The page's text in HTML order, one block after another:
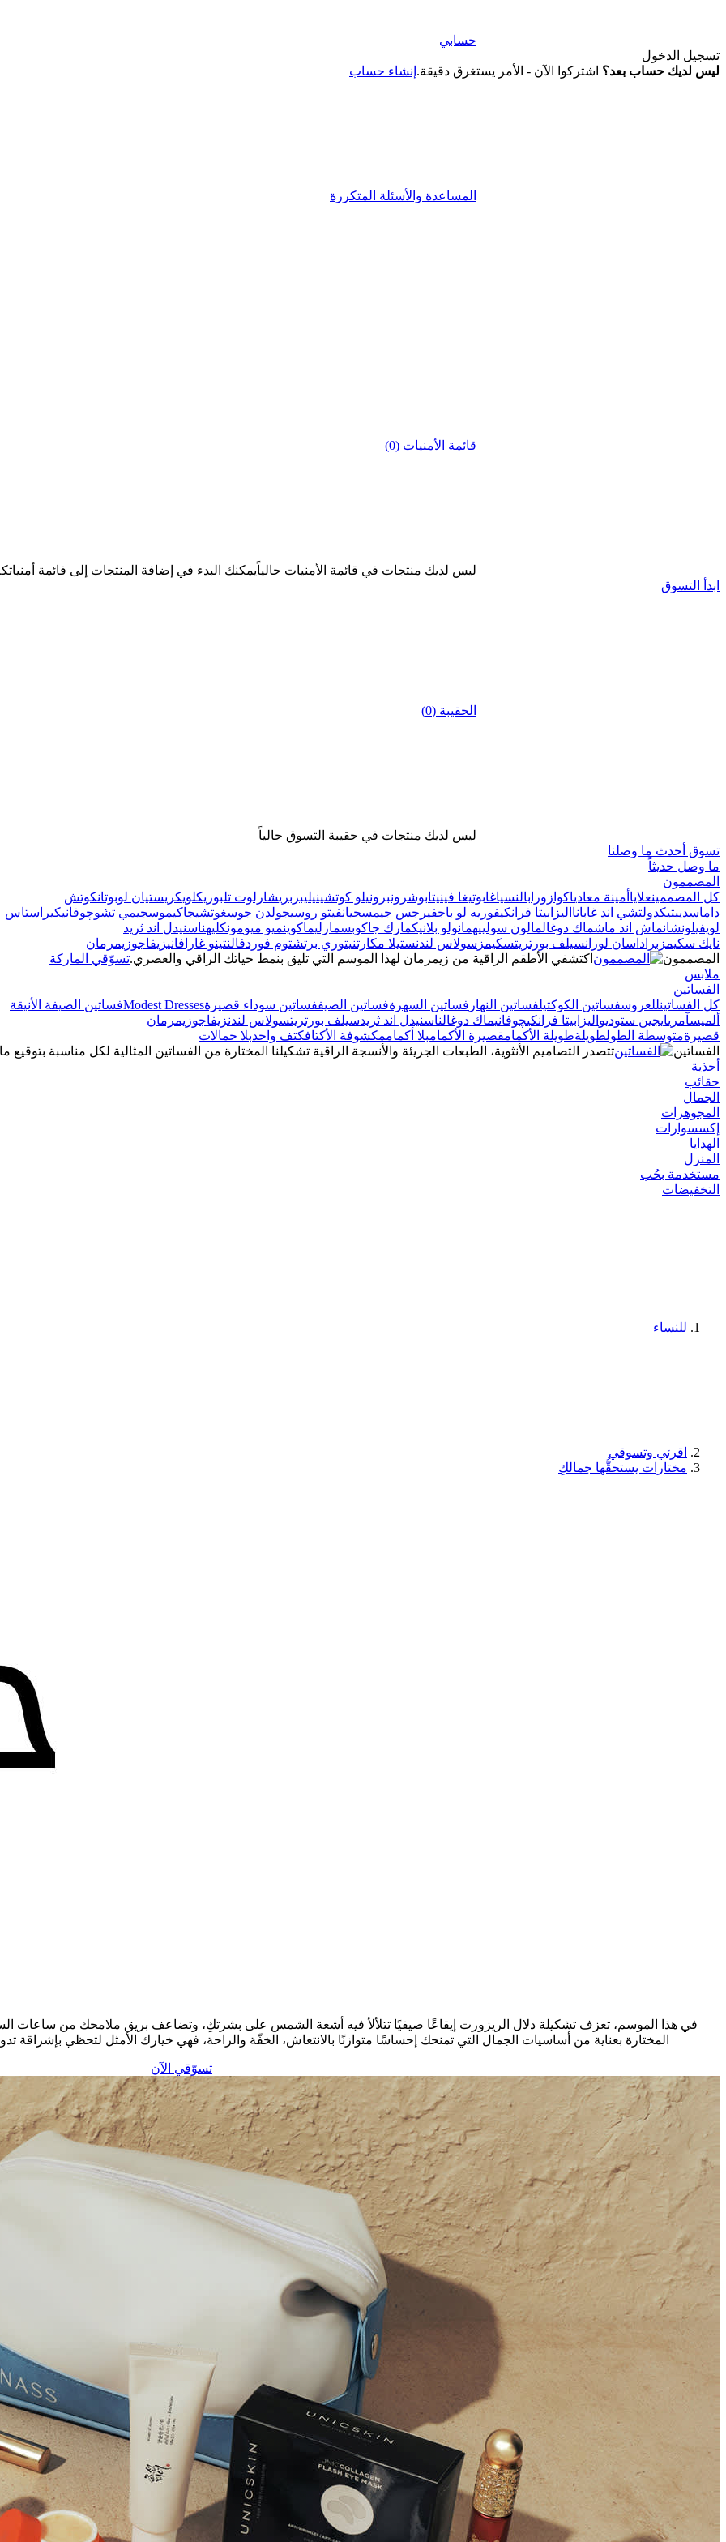
حسابي
تسجيل الدخول
ليس لديك حساب بعد؟ اشتركوا الآن - الأمر يستغرق دقيقة. إنشاء حساب
المساعدة والأسئلة المتكررة
قائمة الأمنيات (0)
ليس لديك منتجات في قائمة الأمنيات حالياًيمكنك البدء في إضافة المنتجات إلى فائمة
ابدأ التسوق
الحقيبة (0)
ليس لديك منتجات في حقيبة التسوق حالياً
تسوق أحدث ما وصلنا
ما وصل حديثاً
المصممون
كل المصممينعلايا أمينة معادياكوازورا بالنسياغابوتيغا فينيتابوشرونبرونيلو كوتشينيليبربريشارلوت تلبوريكلويكريستيان لوبوتانكوتش
داماسديبتيكدولتشي اند غابانا اليزابيتا فرانكيفوريه لو باجفيرجس جيمسجيانفيتو روسيجولدن جوسغوتشيجاكيموسجيمي تشوچوفانيكيراستاس
لويفيلونشانماش اند ماشماك دوغالمالون سولييهمانولو بلانيكمارك جاكوبسمارليماكوينميو ميومونكليهناسنيدل اند ثريد
نايك سكيمز برادا سان لورانسيلف بورتريتسكيمز سولاس لندنستيلا مكارتنيتوري برتشتوم فوردفالنتينو غارافانيزيفاجوزيمرمان
المصممون
اكتشفي الأطقم الراقية من زيمرمان لهذا الموسم التي تليق بنمط حياتك الراقي والعصري.تسوّقي الماركة
ملابس
الفساتين
كل الفساتينللعروسفساتين الكوكتيلفساتين النهار فساتين السهرةفساتين الصيففساتين سوداء قصيرةModest Dressesفساتين الضيفة الأنيقة
ألميسآمريايجين ستوديو اليزابيتا فرانكيچوفانيماك دوغالناسنيدل اند ثريدسيلف بورتريتسولاس لندنزيفاجوزيمرمان
قصيرةمتوسطة الطولطويلةطويلة الأكمامقصيرة الأكمامبلا أكماممكشوفة الأكتافكتف واحدبلا حمالات
الفساتين
تتصدر التصاميم الأنثوية، الطبعات الجريئة والأنسجة الراقية تشكيلنا المختارة من الفساتين المثالية لكل مناسبة بتوقيع
أحذية
حقائب
الجمال
المجوهرات
إكسسوارات
الهدايا
المنزل
مستخدمة بحُب
التخفيضات
للنساء
اقرئي وتسوقي
مختارات يستحقُّها جمالكِ
في هذا الموسم، تعزف تشكيلة دلال الريزورت إيقاعًا صيفيًا تتلألأ فيه أشعة الشمس على بشرتكِ، وتضاعف بريق ملامحك من ساعات
المختارة بعناية من أساسيات الجمال التي تمنحك إحساسًا متوازنًا بالانتعاش، الخفّة والراحة، فهي خيارك الأمثل لتحظي
تسوّقي الآن